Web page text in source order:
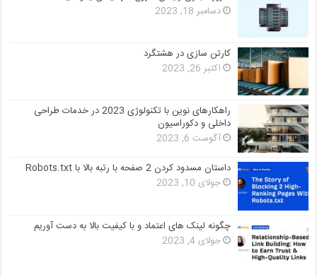
دسامبر 18, 2023
کارتن سازی در هشتگرد
اکتبر 26, 2023
راهکارهای نوین با تکنولوژی 2023 در خدمات طراحی
داخلی و دکوراسیون
آگوست 6, 2023
داستان مسدود کردن 2 صفحه با رتبه بالا با Robots.txt
جولای 10, 2023
چگونه لینک های اعتماد و با کیفیت بالا به دست آوریم
جولای 4, 2023